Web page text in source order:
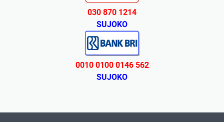
030 870 1214
SUJOKO
0010 0100 0146 562
SUJOKO